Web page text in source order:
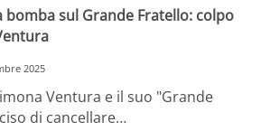
bomba sul Grande Fratello: colpo
2025
Ventura e il suo "Grande
di cancellare…